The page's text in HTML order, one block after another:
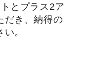
とプラス2ア
だき、納得の
。